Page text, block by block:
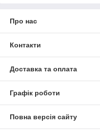
Про нас
Контакти
Доставка та оплата
Графік роботи
Повна версія сайту